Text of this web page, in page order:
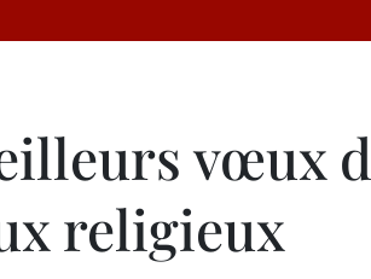
vœux
religieux